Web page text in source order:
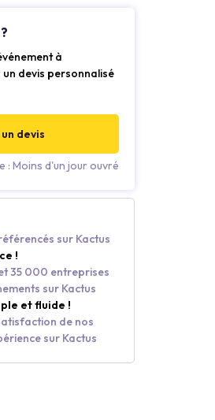
à
devis personnalisé
devis
: Moins d'un jour ouvré
sur Kactus
!
35 000 entreprises
sur Kactus
et fluide !
de nos
sur Kactus